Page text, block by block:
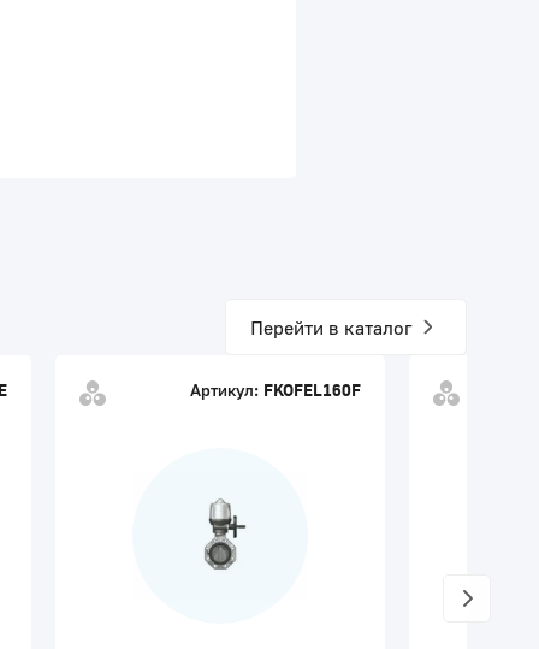
Перейти в каталог
Артикул: FKOFEL160F